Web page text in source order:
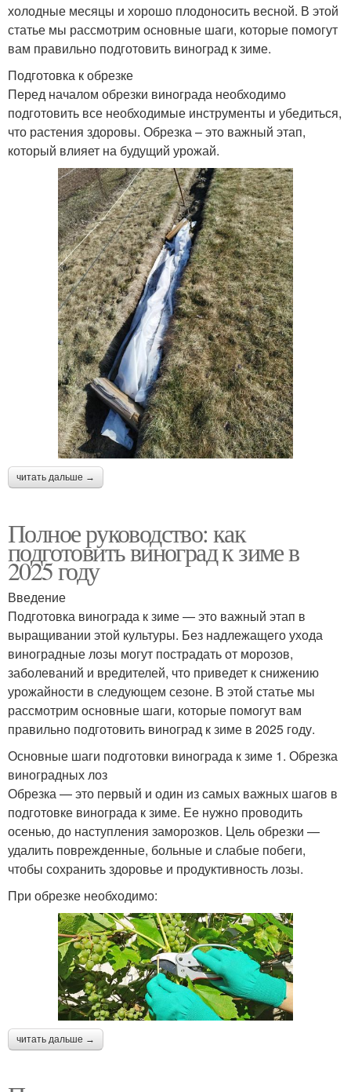
холодные месяцы и хорошо плодоносить весной. В этой
статье мы рассмотрим основные шаги, которые помогут
вам правильно подготовить виноград к зиме.
Подготовка к обрезке
Перед началом обрезки винограда необходимо
подготовить все необходимые инструменты и убедиться,
что растения здоровы. Обрезка – это важный этап,
который влияет на будущий урожай.
читать дальше →
Полное руководство: как
подготовить виноград к зиме в
2025 году
Введение
Подготовка винограда к зиме — это важный этап в
выращивании этой культуры. Без надлежащего ухода
виноградные лозы могут пострадать от морозов,
заболеваний и вредителей, что приведет к снижению
урожайности в следующем сезоне. В этой статье мы
рассмотрим основные шаги, которые помогут вам
правильно подготовить виноград к зиме в 2025 году.
Основные шаги подготовки винограда к зиме 1. Обрезка
виноградных лоз
Обрезка — это первый и один из самых важных шагов в
подготовке винограда к зиме. Ее нужно проводить
осенью, до наступления заморозков. Цель обрезки —
удалить поврежденные, больные и слабые побеги,
чтобы сохранить здоровье и продуктивность лозы.
При обрезке необходимо:
читать дальше →